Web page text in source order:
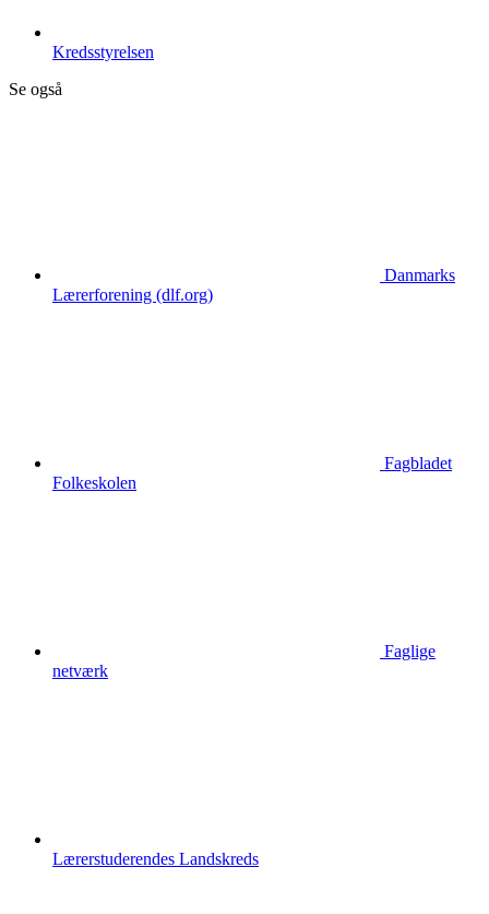
Kredsstyrelsen
Se også
Danmarks
Lærerforening (dlf.org)
Fagbladet
Folkeskolen
Faglige
netværk
Lærerstuderendes Landskreds